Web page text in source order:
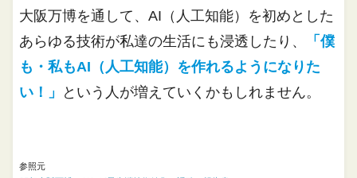
大阪万博を通して、AI（人工知能）を初めとした
あらゆる技術が私達の生活にも浸透したり、
「僕
も・私もAI（人工知能）を作れるようになりた
い！」
という人が増えていくかもしれません。
参照元